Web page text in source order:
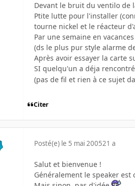
Devant le bruit du ventilo de
Ptite lutte pour l'installer
tourne nickel et le réacteur
Par une semaine en
(ds le plus pur style alarme
Après avoir essayer la carte
SI quelqu'un a déja rencontré
(pas de fil et rien à ce sujet
Citer
Posté(e) le 5 mai 200521 a
Salut et bienvenue !
Généralement le speaker